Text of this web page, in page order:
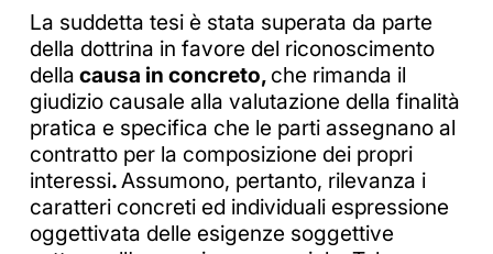
La suddetta tesi è stata superata da parte
della dottrina in favore del riconoscimento
della causa in concreto, che rimanda il
giudizio causale alla valutazione della finalità
pratica e specifica che le parti assegnano al
contratto per la composizione dei propri
interessi.Assumono, pertanto, rilevanza i
caratteri concreti ed individuali espressione
oggettivata delle esigenze soggettive